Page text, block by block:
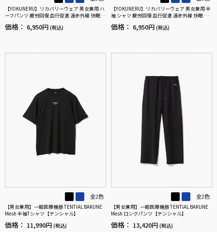
【YOKUNERU】リカバリーウェア 男女兼用 ハ
ーフパンツ 疲労回復 血行促進 遠赤外線 快眠 N
ANOMIX(R)【一般医療機器】SS～LLサイズ
価格： 6,950円 (税込)
【YOKUNERU】リカバリーウェア 男女兼用 半
袖 シャツ 疲労回復 血行促進 遠赤外線 快眠 NA
NOMIX(R)【一般医療機器】SS～LLサイズ
価格： 6,950円 (税込)
全2色
【男女兼用】一般医療機器 TENTIAL BAKUNE
Mesh 半袖Tシャツ【テンシャル】
価格： 11,990円 (税込)
全2色
【男女兼用】一般医療機器 TENTIAL BAKUNE
Mesh ロングパンツ【テンシャル】
価格： 13,420円 (税込)